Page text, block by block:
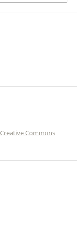
Creative Commons